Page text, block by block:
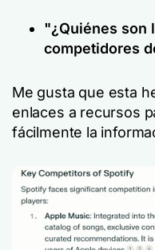
"¿Quiénes son
competidores
Me gusta que esta
enlaces a recursos
fácilmente la